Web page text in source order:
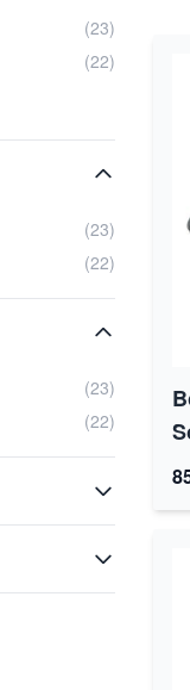
(23)
(22)
(23)
(22)
(23)
(22)